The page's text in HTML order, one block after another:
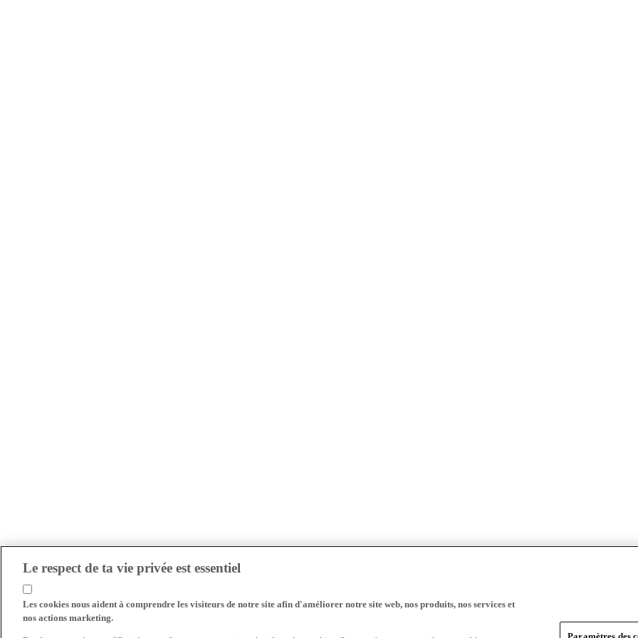
Le respect de ta vie privée est essentiel
Les cookies nous aident à comprendre les visiteurs de notre site afin d'améliorer notre site web, nos produits, nos services et
nos actions marketing.